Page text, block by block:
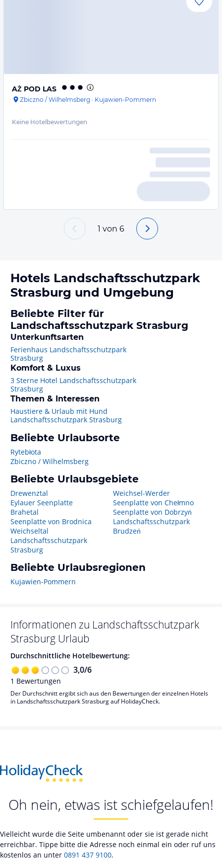
AŻ POD LAS
Zbiczno / Wilhelmsberg · Kujawien-Pommern
Keine Hotelbewertungen
1 von 6
Hotels Landschaftsschutzpark
Strasburg und Umgebung
Beliebte Filter für
Landschaftsschutzpark Strasburg
Unterkunftsarten
Ferienhaus Landschaftsschutzpark
Strasburg
Komfort & Luxus
3 Sterne Hotel Landschaftsschutzpark
Strasburg
Themen & Interessen
Haustiere & Urlaub mit Hund
Landschaftsschutzpark Strasburg
Beliebte Urlaubsorte
Rytebłota
Zbiczno / Wilhelmsberg
Beliebte Urlaubsgebiete
Drewenztal
Eylauer Seenplatte
Brahetal
Seenplatte von Brodnica
Weichseltal
Landschaftsschutzpark
Strasburg
Weichsel-Werder
Seenplatte von Chełmno
Seenplatte von Dobrzyń
Landschaftsschutzpark
Brudzeń
Beliebte Urlaubsregionen
Kujawien-Pommern
Informationen zu Landschaftsschutzpark
Strasburg Urlaub
Durchschnittliche Hotelbewertung:
3,0/6
1 Bewertungen
Der Durchschnitt ergibt sich aus den Bewertungen der einzelnen Hotels
in Landschaftsschutzpark Strasburg auf HolidayCheck.
Oh nein, etwas ist schiefgelaufen!
Vielleicht wurde die Seite umbenannt oder sie ist gerade nicht
erreichbar. Tippe bitte die Adresse noch einmal ein oder ruf uns
kostenlos an unter 0891 437 9100.